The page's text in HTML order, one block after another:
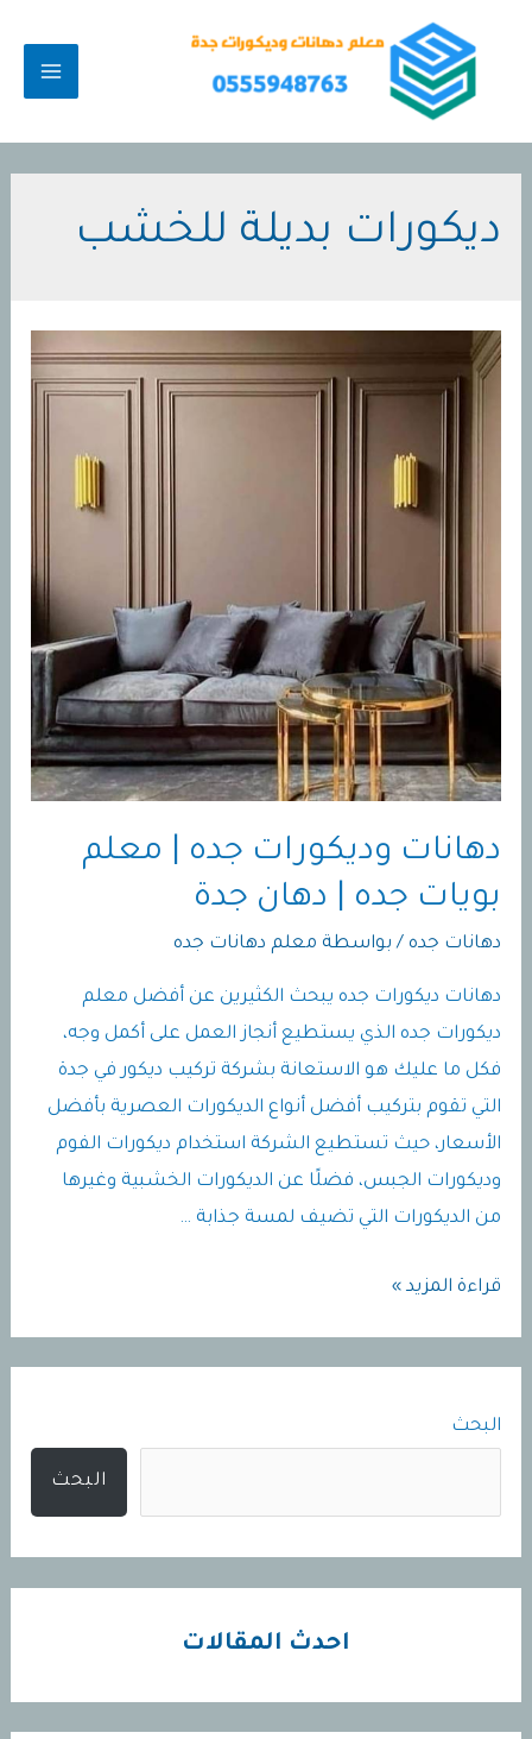
المحتوى
البحث
البحث
احدث المقالات
ديكورات بديلة للخشب
دهانات وديكورات جده | معلم
بويات جده | دهان جدة
دهانات جده / بواسطة معلم دهانات جده
دهانات ديكورات جده يبحث الكثيرين عن أفضل معلم
ديكورات جده الذي يستطيع أنجاز العمل على أكمل وجه،
فكل ما عليك هو الاستعانة بشركة تركيب ديكور في جدة
التي تقوم بتركيب أفضل أنواع الديكورات العصرية بأفضل
الأسعار، حيث تستطيع الشركة استخدام ديكورات الفوم
وديكورات الجبس، فضلًا عن الديكورات الخشبية وغيرها
من الديكورات التي تضيف لمسة جذابة …
دهانات
معلم
قراءة المزيد »